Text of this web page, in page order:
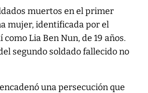
muertos en el primer
mujer, identificada por el
Lia Ben Nun, de 19 años.
segundo soldado fallecido no
una persecución que